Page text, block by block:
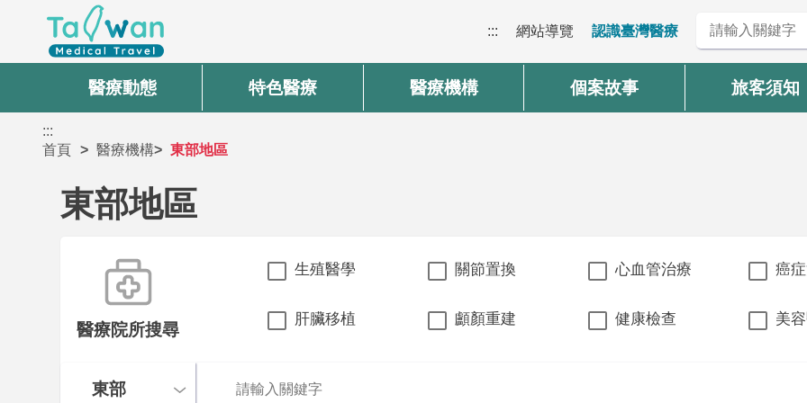
::: 網站導覽 認識臺灣醫療
醫療動態 特色醫療 醫療機構 個案故事 旅客須知
:::
首頁
醫療機構 東部地區
東部地區
醫療院所搜尋
生殖醫學 關節置換 心血管治療 癌
肝臟移植 顱顏重建 健康檢查 美